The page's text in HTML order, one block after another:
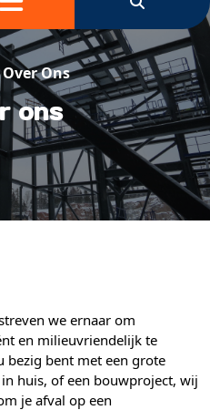
Over Ons
ons
we ernaar om
en milieuvriendelijk te
bezig bent met een grote
huis, of een bouwproject, wij
je afval op een